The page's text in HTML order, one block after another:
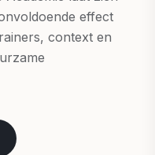
effect
context en